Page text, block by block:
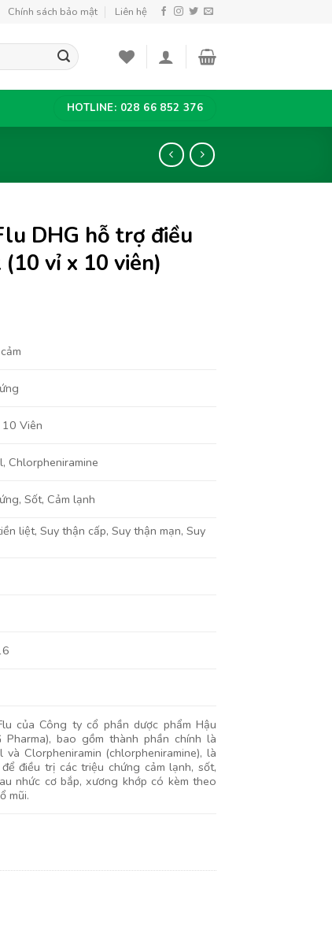
Chính sách bảo mật Liên hệ
HOTLINE: 028 66 852 376
DHG hỗ trợ điều
vỉ x 10 viên)
Viên
,Chlorpheniramine
,Sốt,Cảm lạnh
liệt, Suy thận cấp, Suy thận mạn, Suy
của Công ty cổ phần dược phẩm Hậu
Pharma), bao gồm thành phần chính là
và Clorpheniramin (chlorpheniramine), là
điều trị các triệu chứng cảm lạnh, sốt,
nhức cơ bắp, xương khớp có kèm theo
mũi.